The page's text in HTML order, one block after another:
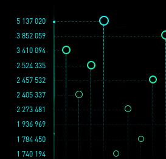
1 936 969
3 852 059
2 457 532
1 784 450
2 273 481
1 740 194
5 137 020
2 524 335
2 405 337
3 410 094